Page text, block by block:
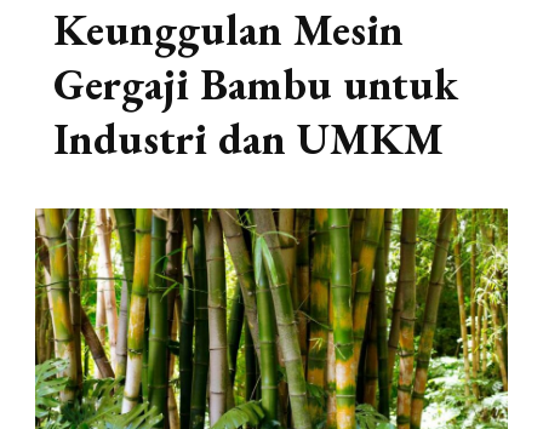
Keunggulan Mesin
Gergaji Bambu untuk
Industri dan UMKM